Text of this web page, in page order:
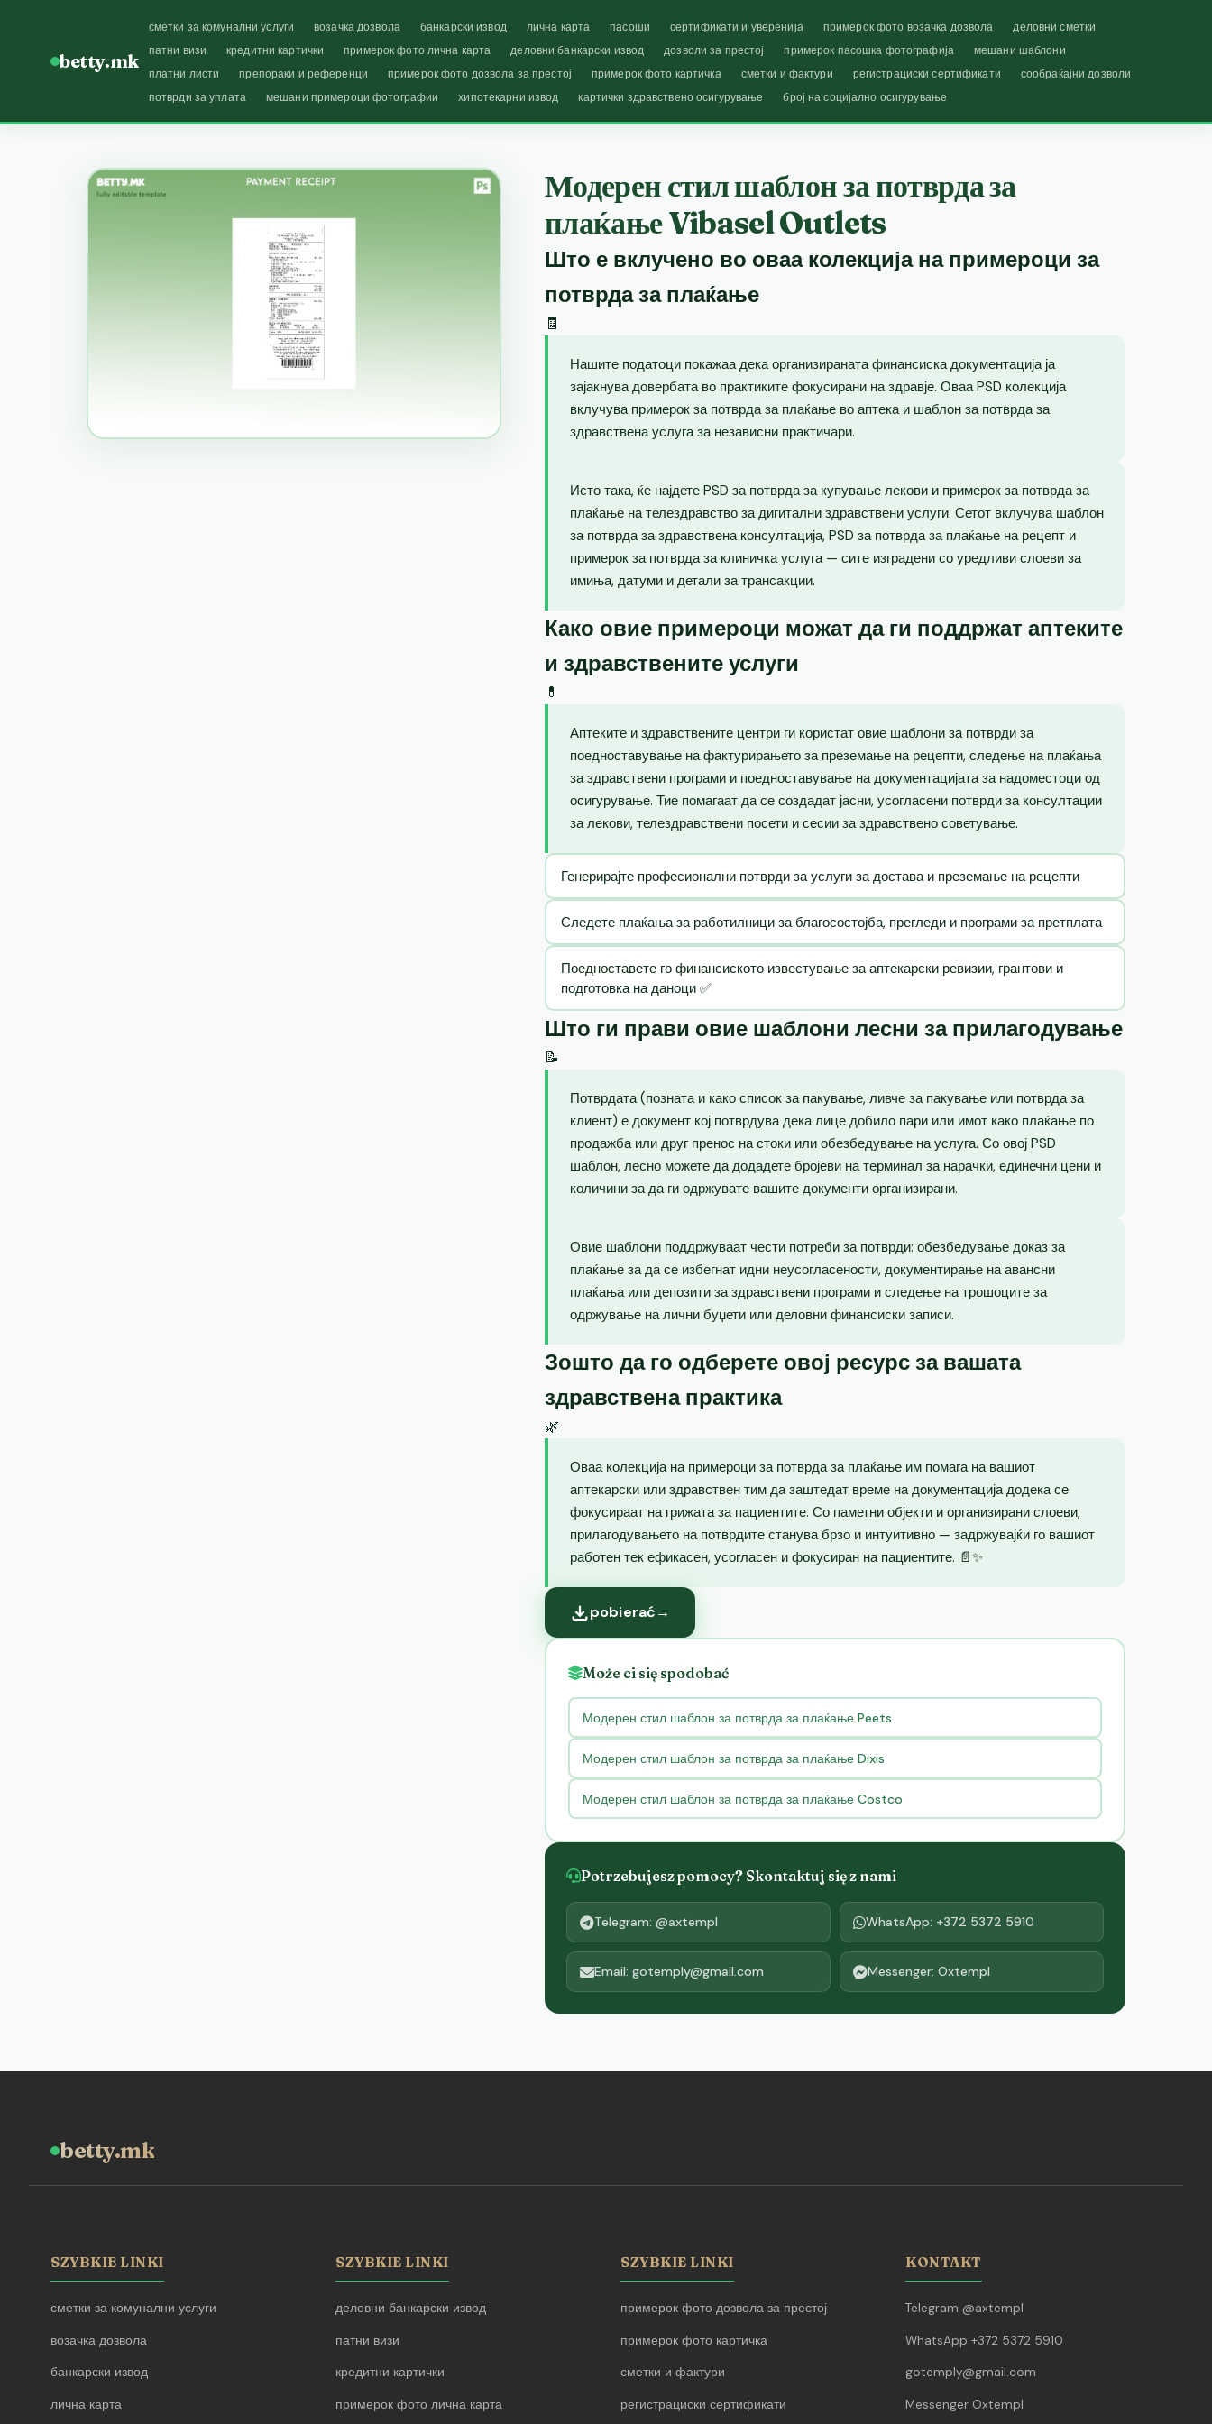
betty.mk
сметки за комунални услуги возачка дозвола банкарски извод лична карта пасоши сертификати и уверенија примерок фото возачка дозвола
деловни сметки
патни визи
кредитни картички примерок фото лична карта деловни банкарски извод дозволи за престој примерок пасошка фотографија
мешани шаблони
платни листи
препораки и референци примерок фото дозвола за престој примерок фото картичка сметки и фактури регистрациски сертификати
сообраќајни дозволи
потврди за уплата
мешани примероци фотографии хипотекарни извод картички здравствено осигурување број на социјално осигурување
Модерен стил шаблон за потврда за
плаќање Vibasel Outlets
Што е вклучено во оваа колекција на примероци за
потврда за плаќање
🧾
Нашите податоци покажаа дека организираната финансиска документација ја
зајакнува довербата во практиките фокусирани на здравје. Оваа PSD колекција
вклучува примерок за потврда за плаќање во аптека и шаблон за потврда за
здравствена услуга за независни практичари.
Исто така, ќе најдете PSD за потврда за купување лекови и примерок за потврда за
плаќање на телездравство за дигитални здравствени услуги. Сетот вклучува шаблон
за потврда за здравствена консултација, PSD за потврда за плаќање на рецепт и
примерок за потврда за клиничка услуга — сите изградени со уредливи слоеви за
имиња, датуми и детали за трансакции.
Како овие примероци можат да ги поддржат аптеките
и здравствените услуги
💊
Аптеките и здравствените центри ги користат овие шаблони за потврди за
поедноставување на фактурирањето за преземање на рецепти, следење на плаќања
за здравствени програми и поедноставување на документацијата за надоместоци од
осигурување. Тие помагаат да се создадат јасни, усогласени потврди за консултации
за лекови, телездравствени посети и сесии за здравствено советување.
Генерирајте професионални потврди за услуги за достава и преземање на рецепти
Следете плаќања за работилници за благосостојба, прегледи и програми за претплата
Поедноставете го финансиското известување за аптекарски ревизии, грантови и
подготовка на даноци ✅
Што ги прави овие шаблони лесни за прилагодување
📝
Потврдата (позната и како список за пакување, ливче за пакување или потврда за
клиент) е документ кој потврдува дека лице добило пари или имот како плаќање по
продажба или друг пренос на стоки или обезбедување на услуга. Со овој PSD
шаблон, лесно можете да додадете бројеви на терминал за нарачки, единечни цени и
количини за да ги одржувате вашите документи организирани.
Овие шаблони поддржуваат чести потреби за потврди: обезбедување доказ за
плаќање за да се избегнат идни неусогласености, документирање на авансни
плаќања или депозити за здравствени програми и следење на трошоците за
одржување на лични буџети или деловни финансиски записи.
Зошто да го одберете овој ресурс за вашата
здравствена практика
🌿
Оваа колекција на примероци за потврда за плаќање им помага на вашиот
аптекарски или здравствен тим да заштедат време на документација додека се
фокусираат на грижата за пациентите. Со паметни објекти и организирани слоеви,
прилагодувањето на потврдите станува брзо и интуитивно — задржувајќи го вашиот
работен тек ефикасен, усогласен и фокусиран на пациентите. 📄✨
pobierać→
Może ci się spodobać
Модерен стил шаблон за потврда за плаќање Peets
Модерен стил шаблон за потврда за плаќање Dixis
Модерен стил шаблон за потврда за плаќање Costco
Potrzebujesz pomocy? Skontaktuj się z nami
Telegram: @axtempl WhatsApp: +372 5372 5910
Email: gotemply@gmail.com Messenger: Oxtempl
betty.mk
SZYBKIE LINKI
сметки за комунални услуги
возачка дозвола
банкарски извод
лична карта
SZYBKIE LINKI
деловни банкарски извод
патни визи
кредитни картички
примерок фото лична карта
SZYBKIE LINKI
примерок фото дозвола за престој
примерок фото картичка
сметки и фактури
регистрациски сертификати
KONTAKT
Telegram @axtempl
WhatsApp +372 5372 5910
gotemply@gmail.com
Messenger Oxtempl